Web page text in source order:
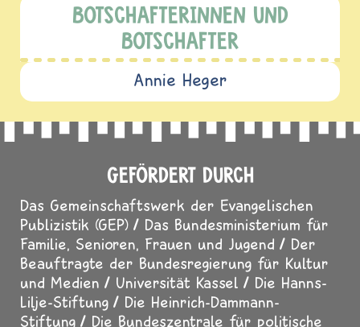
BOTSCHAFTERINNEN UND
BOTSCHAFTER
Annie Heger
GEFÖRDERT DURCH
Das Gemeinschaftswerk der Evangelischen
Publizistik (GEP)
Das Bundesministerium für
Familie, Senioren, Frauen und Jugend
Der
Beauftragte der Bundesregierung für Kultur
und Medien
Universität Kassel
Die Hanns-
Lilje-Stiftung
Die Heinrich-Dammann-
Stiftung
Die Bundeszentrale für politische